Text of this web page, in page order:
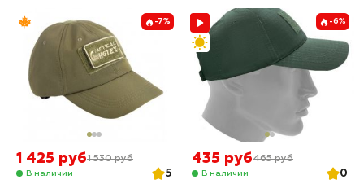
-7%
1 425 руб1 530 руб
В наличии
5
-6%
435 руб465 руб
В наличии
0